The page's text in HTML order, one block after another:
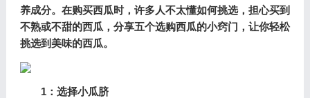
养成分。在购买西瓜时，许多人不太懂如何挑选，担心买到
不熟或不甜的西瓜，分享五个选购西瓜的小窍门，让你轻松
挑选到美味的西瓜。
1：选择小瓜脐